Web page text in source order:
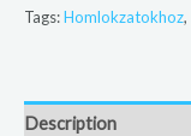
Tags:Homlokzatokhoz,
Description